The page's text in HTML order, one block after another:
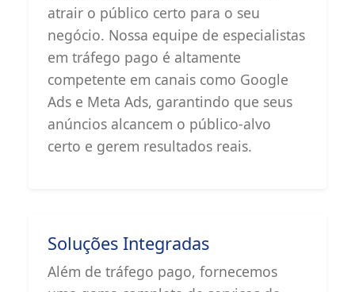
atrair o público certo para o seu
negócio. Nossa equipe de especialistas
em tráfego pago é altamente
competente em canais como Google
Ads e Meta Ads, garantindo que seus
anúncios alcancem o público-alvo
certo e gerem resultados reais.
Soluções Integradas
Além de tráfego pago, fornecemos